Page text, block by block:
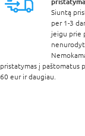
Siuntą
per 1-3
jeigu prie
pristatymas į paštomatus
60 eur ir daugiau.